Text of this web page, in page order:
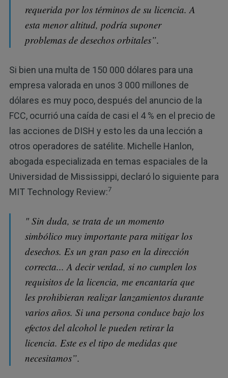
requerida por los términos de su licencia. A
esta menor altitud, podría suponer
problemas de desechos orbitales”.
Si bien una multa de 150 000 dólares para una
empresa valorada en unos 3 000 millones de
dólares es muy poco, después del anuncio de la
FCC, ocurrió una caída de casi el 4 % en el precio de
las acciones de DISH y esto les da una lección a
otros operadores de satélite. Michelle Hanlon,
abogada especializada en temas espaciales de la
Universidad de Mississippi, declaró lo siguiente para
MIT Technology Review:7
" Sin duda, se trata de un momento
simbólico muy importante para mitigar los
desechos. Es un gran paso en la dirección
correcta... A decir verdad, si no cumplen los
requisitos de la licencia, me encantaría que
les prohibieran realizar lanzamientos durante
varios años. Si una persona conduce bajo los
efectos del alcohol le pueden retirar la
licencia. Este es el tipo de medidas que
necesitamos”.